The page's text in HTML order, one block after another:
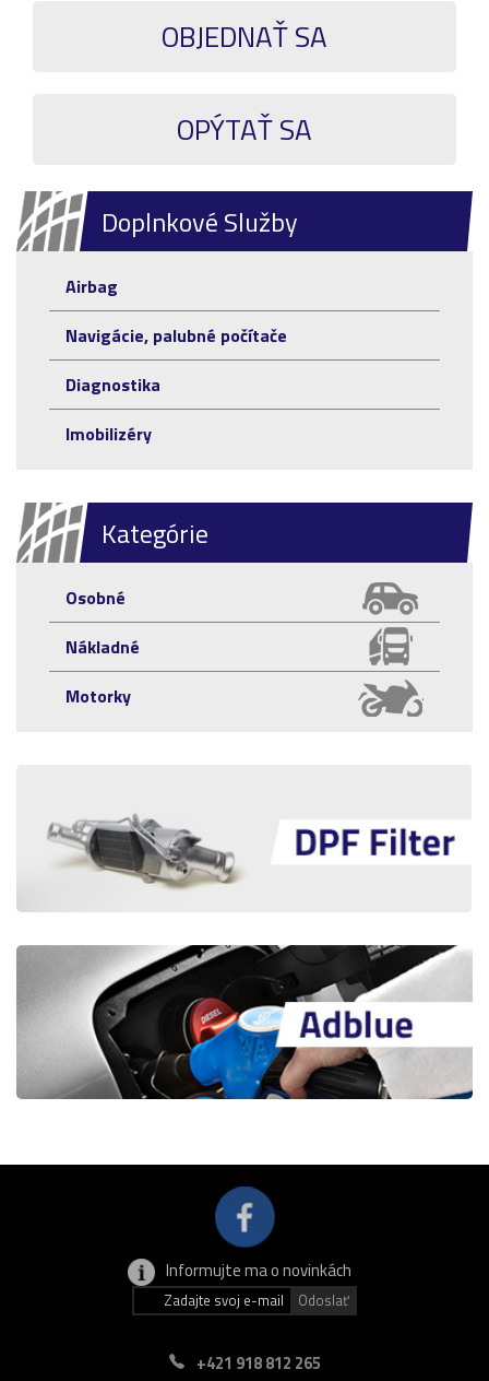
OBJEDNAŤ SA
OPÝTAŤ SA
Doplnkové Služby
Airbag
Navigácie, palubné počítače
Diagnostika
Imobilizéry
Kategórie
Osobné
Nákladné
Motorky
Informujte ma o novinkách
+421 918 812 265